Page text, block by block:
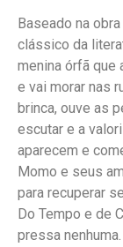
Baseado na
clássico da
menina órfã que
e vai morar nas
brinca, ouve as
escutar e a
aparecem e
Momo e seus
para recuperar
Do Tempo e de
pressa